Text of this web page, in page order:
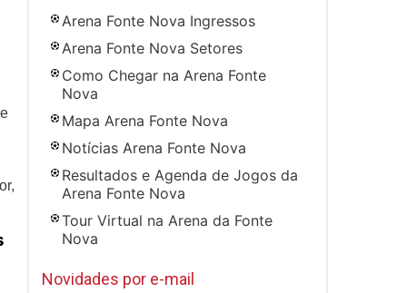
Arena Fonte Nova Ingressos
Arena Fonte Nova Setores
Como Chegar na Arena Fonte
Nova
Mapa Arena Fonte Nova
Notícias Arena Fonte Nova
Resultados e Agenda de Jogos da
Arena Fonte Nova
Tour Virtual na Arena da Fonte
Nova
Novidades por e-mail